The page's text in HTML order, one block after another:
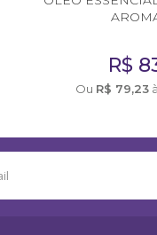
R$
Ou R$ 79,23